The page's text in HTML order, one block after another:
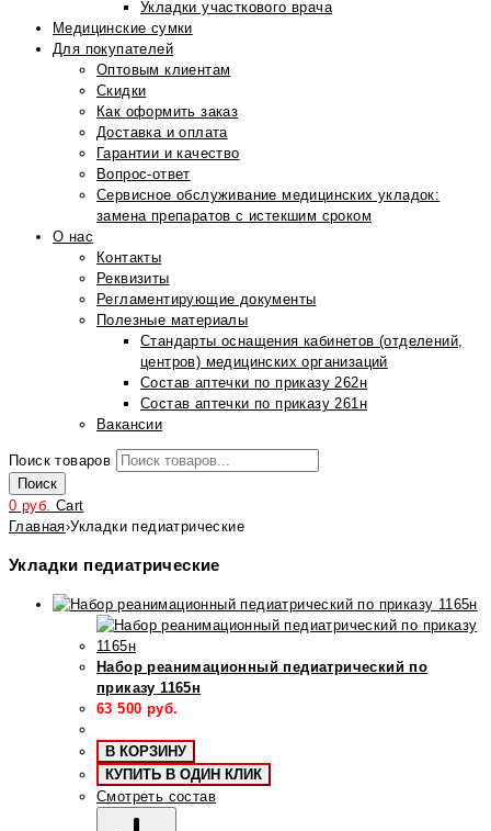
Укладки участкового врача
Медицинские сумки
Для покупателей
Оптовым клиентам
Скидки
Как оформить заказ
Доставка и оплата
Гарантии и качество
Вопрос-ответ
Сервисное обслуживание медицинских укладок:
замена препаратов с истекшим сроком
О нас
Контакты
Реквизиты
Регламентирующие документы
Полезные материалы
Стандарты оснащения кабинетов (отделений,
центров) медицинских организаций
Состав аптечки по приказу 262н
Состав аптечки по приказу 261н
Вакансии
Поиск товаров
Поиск
0 руб. Cart
Главная›Укладки педиатрические
Укладки педиатрические
Набор реанимационный педиатрический по
приказу 1165н
63 500 руб.
В КОРЗИНУ
КУПИТЬ В ОДИН КЛИК
Смотреть состав